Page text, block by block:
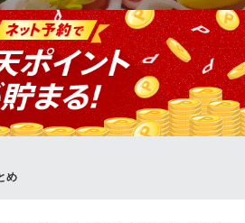
野菜を使用した野菜巻き串は、ついつ
さ！当店の職人が1本1本丁寧に炭火で
やネギ巻きのほか、豚チーズ巻きやう
鮮やかで目でも口でも楽しめる逸品を
4-21 2F
め